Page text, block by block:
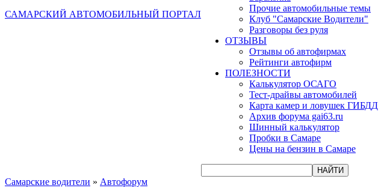
САМАРСКИЙ АВТОМОБИЛЬНЫЙ ПОРТАЛ
Прочие автомобильные темы
Клуб "Самарские Водители"
Разговоры без руля
ОТЗЫВЫ
Отзывы об автофирмах
Рейтинги автофирм
ПОЛЕЗНОСТИ
Калькулятор ОСАГО
Тест-драйвы автомобилей
Карта камер и ловушек ГИБДД
Архив форума gai63.ru
Шинный калькулятор
Пробки в Самаре
Цены на бензин в Самаре
Самарские водители » Автофорум